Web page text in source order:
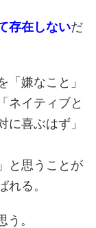
存在しないだ
「嫌なこと」
ネイティブと
喜ぶはず」
と思うことが
る。
。